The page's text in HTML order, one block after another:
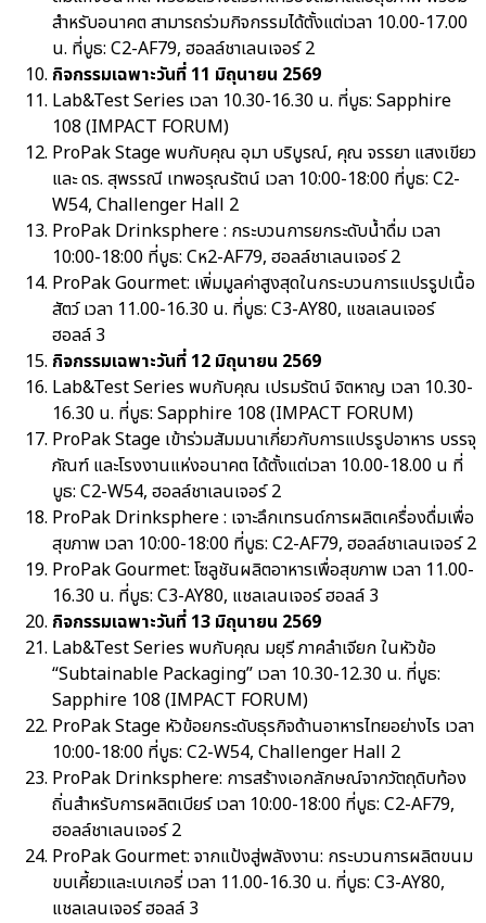
สำหรับอนาคต สามารถร่วมกิจกรรมได้ตั้งแต่เวลา 10.00-17.00
น. ที่บูธ: C2-AF79, ฮอลล์ชาเลนเจอร์ 2
กิจกรรมเฉพาะวันที่ 11 มิถุนายน 2569
Lab&Test Series เวลา 10.30-16.30 น. ที่บูธ: Sapphire
108 (IMPACT FORUM)
ProPak Stage พบกับคุณ อุมา บริบูรณ์, คุณ จรรยา แสงเขียว
และ ดร. สุพรรณี เทพอรุณรัตน์ เวลา 10:00-18:00 ที่บูธ: C2-
W54, Challenger Hall 2
ProPak Drinksphere : กระบวนการยกระดับน้ำดื่ม เวลา
10:00-18:00 ที่บูธ: Cห2-AF79, ฮอลล์ชาเลนเจอร์ 2
ProPak Gourmet: เพิ่มมูลค่าสูงสุดในกระบวนการแปรรูปเนื้อ
สัตว์ เวลา 11.00-16.30 น. ที่บูธ: C3-AY80, แชลเลนเจอร์
ฮอลล์ 3
กิจกรรมเฉพาะวันที่ 12 มิถุนายน 2569
Lab&Test Series พบกับคุณ เปรมรัตน์ จิตหาญ เวลา 10.30-
16.30 น. ที่บูธ: Sapphire 108 (IMPACT FORUM)
ProPak Stage เข้าร่วมสัมมนาเกี่ยวกับการแปรรูปอาหาร บรรจุ
ภัณฑ์ และโรงงานแห่งอนาคต ได้ตั้งแต่เวลา 10.00-18.00 น ที่
บูธ: C2-W54, ฮอลล์ชาเลนเจอร์ 2
ProPak Drinksphere : เจาะลึกเทรนด์การผลิตเครื่องดื่มเพื่อ
สุขภาพ เวลา 10:00-18:00 ที่บูธ: C2-AF79, ฮอลล์ชาเลนเจอร์ 2
ProPak Gourmet: โซลูชันผลิตอาหารเพื่อสุขภาพ เวลา 11.00-
16.30 น. ที่บูธ: C3-AY80, แชลเลนเจอร์ ฮอลล์ 3
กิจกรรมเฉพาะวันที่ 13 มิถุนายน 2569
Lab&Test Series พบกับคุณ มยุรี ภาคลำเจียก ในหัวข้อ
“Subtainable Packaging” เวลา 10.30-12.30 น. ที่บูธ:
Sapphire 108 (IMPACT FORUM)
ProPak Stage หัวข้อยกระดับธุรกิจด้านอาหารไทยอย่างไร เวลา
10:00-18:00 ที่บูธ: C2-W54, Challenger Hall 2
ProPak Drinksphere: การสร้างเอกลักษณ์จากวัตถุดิบท้อง
ถิ่นสำหรับการผลิตเบียร์ เวลา 10:00-18:00 ที่บูธ: C2-AF79,
ฮอลล์ชาเลนเจอร์ 2
ProPak Gourmet: จากแป้งสู่พลังงาน: กระบวนการผลิตขนม
ขบเคี้ยวและเบเกอรี่ เวลา 11.00-16.30 น. ที่บูธ: C3-AY80,
แชลเลนเจอร์ ฮอลล์ 3